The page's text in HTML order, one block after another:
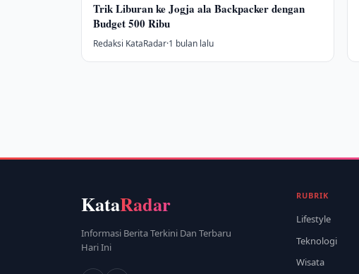
Trik Liburan ke Jogja ala Backpacker dengan
Budget 500 Ribu
Redaksi KataRadar·1 bulan lalu
KataRadar
Informasi Berita Terkini Dan Terbaru
Hari Ini
RUBRIK
Lifestyle
Teknologi
Wisata